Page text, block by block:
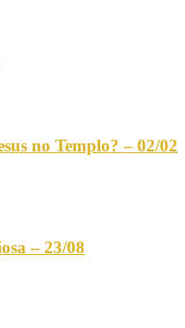
no Templo? – 02/02
– 23/08